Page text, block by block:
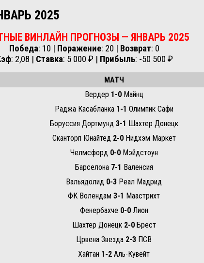
2025
ВИНЛАЙН ПРОГНОЗЫ — ЯНВАРЬ 2025
Победа: 10 | Поражение: 20 | Возврат: 0
: 2,08 | Ставка: 5 000 ₽ | Прибыль: -50 500 ₽
МАТЧ
Вердер 1-0Майнц
Раджа Касабланка 1-1 Олимпик Сафи
Боруссия Дортмунд 3-1 Шахтер Донецк
Сканторп Юнайтед 2-0Нидхэм Маркет
Челмсфорд 0-0Мэйдстоун
Барселона 7-1 Валенсия
Вальядолид 0-3 Реал Мадрид
ФК Волендам 3-1 Маастрихт
Фенербахче 0-0Лион
Шахтер Донецк 2-0Брест
Црвена Звезда 2-3 ПСВ
Хайтан 1-2 Аль-Кувейт